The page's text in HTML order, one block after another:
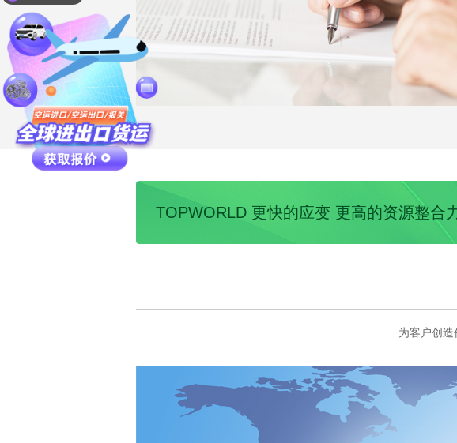
TOPWORLD 更快的应变 更高的资源整合
为客户创